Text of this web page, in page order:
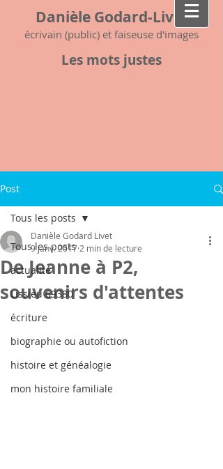
Danièle Godard-Livet
écrivain (public) et faiseuse d'images
Les mots justes
Post
Tous les posts
actualité
Lissieu 69380
écriture
biographie ou autofiction
histoire et généalogie
mon histoire familiale
Tous les posts
De Jeanne à P2,
souvenirs d'attentes
Danièle Godard Livet
9 janv. 2017 2 min de lecture